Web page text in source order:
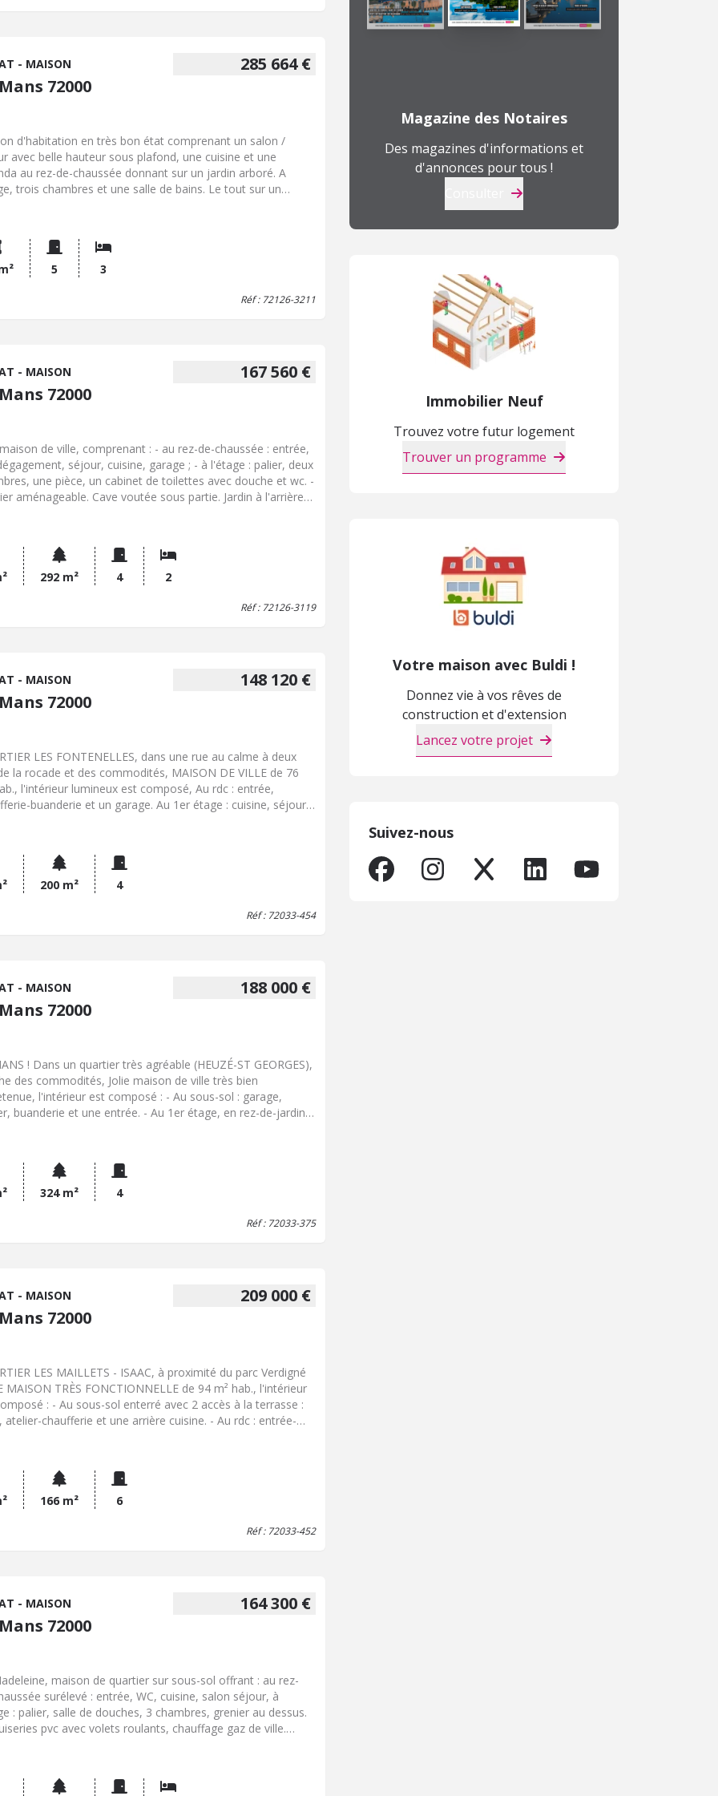
285 664 €
- MAISON
72000
d'habitation en très bon état comprenant un salon /
avec belle hauteur sous plafond, une cuisine et une
au rez-de-chaussée donnant sur un jardin arboré. A
trois chambres et une salle de bains. Le tout sur un
5 3
Réf : 72126-3211
167 560 €
- MAISON
72000
de ville, comprenant : - au rez-de-chaussée : entrée,
séjour, cuisine, garage ; - à l'étage : palier, deux
une pièce, un cabinet de toilettes avec douche et wc. -
aménageable. Cave voutée sous partie. Jardin à l'arrière
292 m² 4 2
Réf : 72126-3119
148 120 €
- MAISON
72000
LES FONTENELLES, dans une rue au calme à deux
la rocade et des commodités, MAISON DE VILLE de 76
l'intérieur lumineux est composé, Au rdc : entrée,
buanderie et un garage. Au 1er étage : cuisine, séjour-
électrique refait. VISITE SUR RDV.
200 m² 4
Réf : 72033-454
188 000 €
- MAISON
72000
! Dans un quartier très agréable (HEUZÉ-ST GEORGES),
des commodités, Jolie maison de ville très bien
l'intérieur est composé : - Au sous-sol : garage,
buanderie et une entrée. - Au 1er étage, en rez-de-jardin :
séjour), sdb et wc. - Au 2ème étage : 2 chambres et salle
avec wc. Terrain arboré de 324 m². Chauffage central au
ville. COUP COEUR ASSURÉ ! N'hésitez pas à me
324 m² 4
Réf : 72033-375
209 000 €
- MAISON
72000
LES MAILLETS - ISAAC, à proximité du parc Verdigné
MAISON TRÈS FONCTIONNELLE de 94 m² hab., l'intérieur
: - Au sous-sol enterré avec 2 accès à la terrasse :
atelier-chaufferie et une arrière cuisine. - Au rdc : entrée-
d'eau avec WC. - Dans les combles : une grande pièce
Terrasse et jardinet. Chauffage central au gaz de ville.
PVC avec volets roulants électriques, tableaux
166 m² 6
Réf : 72033-452
164 300 €
- MAISON
72000
maison de quartier sur sous-sol offrant : au rez-
surélevé : entrée, WC, cuisine, salon séjour, à
: palier, salle de douches, 3 chambres, grenier au dessus.
pvc avec volets roulants, chauffage gaz de ville.
Magazine des Notaires
Des magazines d'informations et
d'annonces pour tous !
Immobilier Neuf
Trouvez votre futur logement
Trouver un programme
Votre maison avec Buldi !
Donnez vie à vos rêves de
construction et d'extension
Lancez votre projet
Suivez-nous